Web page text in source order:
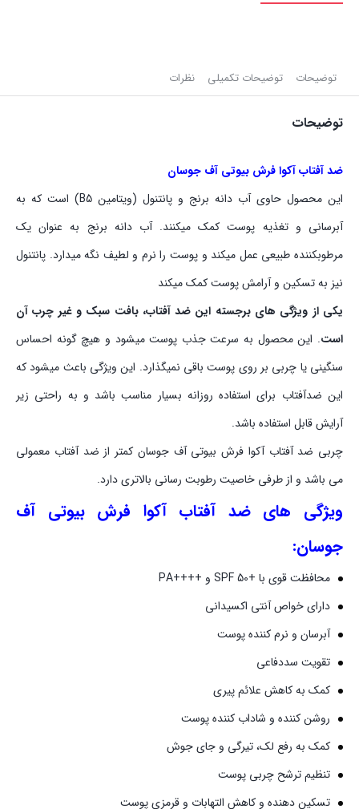
توضیحات توضیحات تکمیلی نظرات
توضیحات
ضد آفتاب آکوا فرش بیوتی آف جوسان
این محصول حاوی آب دانه برنج و پانتنول (ویتامین B5) است که به
آبرسانی و تغذیه پوست کمک میکنند. آب دانه برنج به عنوان یک
مرطوبکننده طبیعی عمل میکند و پوست را نرم و لطیف نگه میدارد. پانتنول
نیز به تسکین و آرامش پوست کمک میکند
یکی از ویژگی های برجسته این ضد آفتاب، بافت سبک و غیر چرب آن
است. این محصول به سرعت جذب پوست میشود و هیچ گونه احساس
سنگینی یا چربی بر روی پوست باقی نمیگذارد. این ویژگی باعث میشود که
این ضدآفتاب برای استفاده روزانه بسیار مناسب باشد و به راحتی زیر
آرایش قابل استفاده باشد.
چربی ضد آفتاب آکوا فرش بیوتی آف جوسان کمتر از ضد آفتاب معمولی
می باشد و از طرفی خاصیت رطوبت رسانی بالاتری دارد.
ویژگی های ضد آفتاب آکوا فرش بیوتی آف
جوسان:
محافظت قوی با +SPF 50 و ++++PA
دارای خواص آنتی اکسیدانی
آبرسان و نرم کننده پوست
تقویت سددفاعی
کمک به کاهش علائم پیری
روشن کننده و شاداب کننده پوست
کمک به رفع لک، تیرگی و جای جوش
تنظیم ترشح چربی پوست
تسکین دهنده و کاهش التهابات و قرمزی پوست